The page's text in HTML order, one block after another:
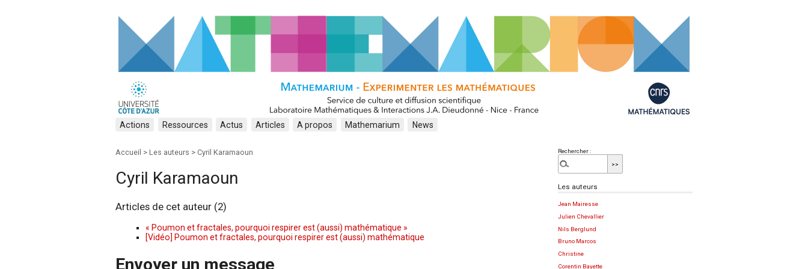
Actions Ressources Actus Articles A propos Mathemarium News
Accueil > Les auteurs > Cyril Karamaoun
Cyril Karamaoun
Articles de cet auteur (2)
« Poumon et fractales, pourquoi respirer est (aussi) mathématique »
[Vidéo] Poumon et fractales, pourquoi respirer est (aussi) mathématique
Envoyer un message
Rechercher :
Les auteurs
Jean Mairesse
Julien Chevallier
Nils Berglund
Bruno Marcos
Christine
Corentin Bayette